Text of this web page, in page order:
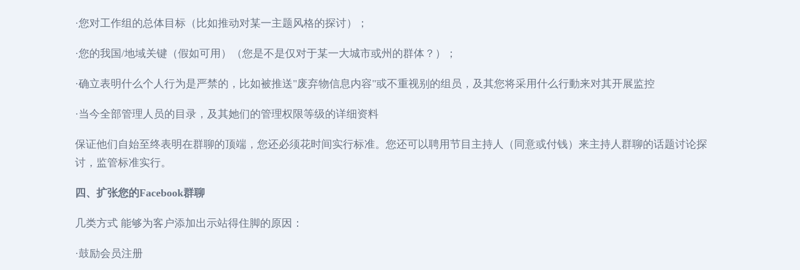
·您对工作组的总体目标（比如推动对某一主题风格的探讨）；
·您的我国/地域关键（假如可用）（您是不是仅对于某一大城市或州的群体？）；
·确立表明什么个人行为是严禁的，比如被推送"废弃物信息内容"或不重视别的组员，及其您将采用什么行動来对其开展监控
·当今全部管理人员的目录，及其她们的管理权限等级的详细资料
保证他们自始至终表明在群聊的顶端，您还必须花时间实行标准。您还可以聘用节目主持人（同意或付钱）来主持人群聊的话题讨论探
讨，监管标准实行。
四、扩张您的Facebook群聊
几类方式 能够为客户添加出示站得住脚的原因：
·鼓励会员注册